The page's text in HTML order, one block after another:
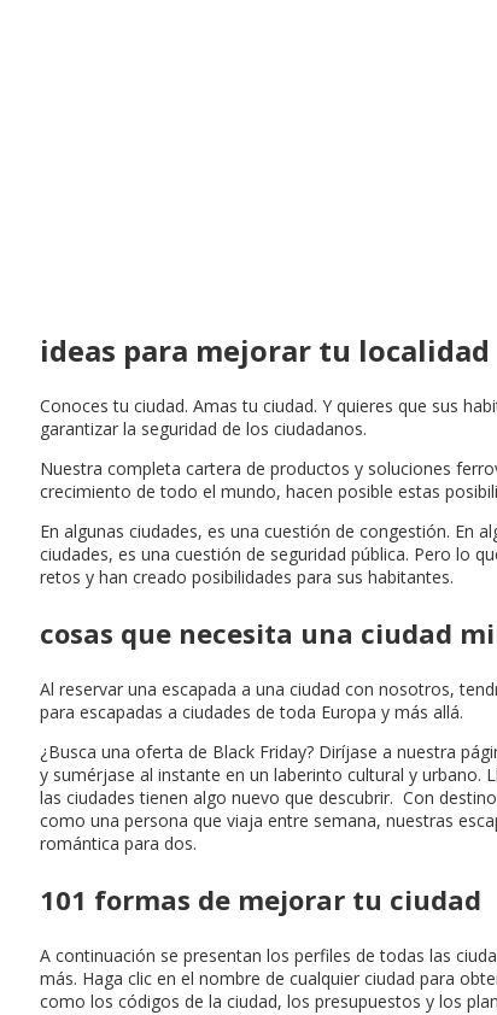
ideas para mejorar tu localidad
Conoces tu ciudad. Amas tu ciudad. Y quieres que sus
garantizar la seguridad de los ciudadanos.
Nuestra completa cartera de productos y soluciones
crecimiento de todo el mundo, hacen posible estas
En algunas ciudades, es una cuestión de congestión. En
ciudades, es una cuestión de seguridad pública. Pero lo
retos y han creado posibilidades para sus habitantes.
cosas que necesita una ciudad
Al reservar una escapada a una ciudad con nosotros,
para escapadas a ciudades de toda Europa y más allá.
¿Busca una oferta de Black Friday? Diríjase a nuestra
y sumérjase al instante en un laberinto cultural y urbano.
las ciudades tienen algo nuevo que descubrir. Con
como una persona que viaja entre semana, nuestras
romántica para dos.
101 formas de mejorar tu ciudad
A continuación se presentan los perfiles de todas las
más. Haga clic en el nombre de cualquier ciudad para
como los códigos de la ciudad, los presupuestos y los